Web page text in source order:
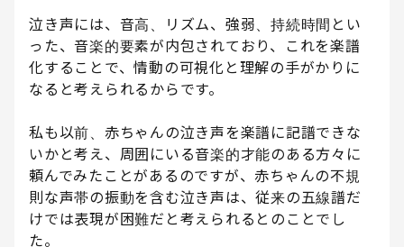
泣き声には、音高、リズム、強弱、持続時間とい
った、音楽的要素が内包されており、これを楽譜
化することで、情動の可視化と理解の手がかりに
なると考えられるからです。
私も以前、赤ちゃんの泣き声を楽譜に記譜できな
いかと考え、周囲にいる音楽的才能のある方々に
頼んでみたことがあるのですが、赤ちゃんの不規
則な声帯の振動を含む泣き声は、従来の五線譜だ
けでは表現が困難だと考えられるとのことでし
た。